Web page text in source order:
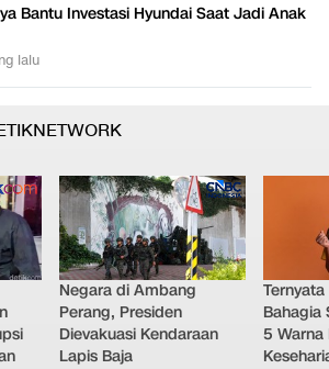
Bantu Investasi Hyundai Saat Jadi Anak
lalu
Negara di Ambang
Perang, Presiden
Dievakuasi Kendaraan
Lapis Baja
Bahagia
5